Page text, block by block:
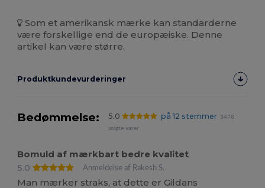
Som et amerikansk mærke kan standarderne
være forskellige end de europæiske. Denne
artikel kan være større.
Produktkundevurderinger
Bedømmelse: 5.0 på 12 stemmer
3478
solgte varer
Bomuld af mærkbart bedre kvalitet
5.0
Anmeldelse af Rakesh S.
Man mærker straks, at dette er Gildans